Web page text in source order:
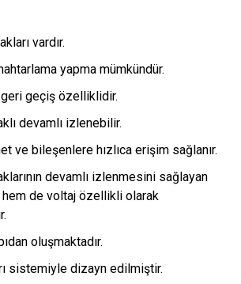
vardır.
yapma mümkündür.
geçiş özelliklidir.
devamlı izlenebilir.
ve bileşenlere hızlıca erişim sağlanır.
devamlı izlenmesini sağlayan
de voltaj özellikli olarak
oluşmaktadır.
sistemiyle dizayn edilmiştir.